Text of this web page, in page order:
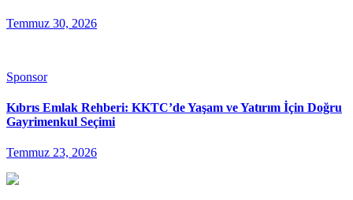
Temmuz 30, 2026
Sponsor
Kıbrıs Emlak Rehberi: KKTC’de Yaşam ve Yatırım İçin Doğru
Gayrimenkul Seçimi
Temmuz 23, 2026